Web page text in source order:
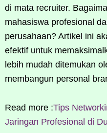
di mata recruiter.
mahasiswa profesional
perusahaan? Artikel ini
efektif untuk
lebih mudah ditemukan
membangun personal
Read more :Tips
Jaringan Profesional di